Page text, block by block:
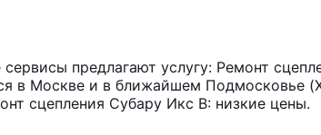
предлагают услугу: Ремонт
в Москве и в ближайшем Подмосковье
сцепления Субару Икс В: низкие цены.